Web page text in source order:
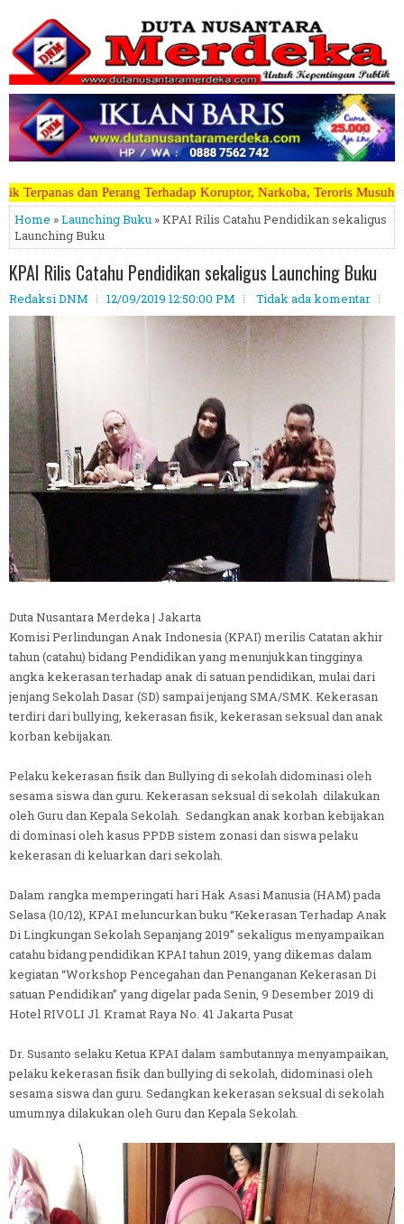
Koruptor, Narkoba, Teroris Musuh Rakyat ~~~~~>>>>> Kami
Home »Launching Buku » KPAI Rilis Catahu Pendidikan sekaligus
Launching Buku
KPAI Rilis Catahu Pendidikan sekaligus Launching Buku
Redaksi DNM 12/09/2019 12:50:00 PM Tidak ada komentar
Duta Nusantara Merdeka | Jakarta
Komisi Perlindungan Anak Indonesia (KPAI) merilis Catatan akhir
tahun (catahu) bidang Pendidikan yang menunjukkan tingginya
angka kekerasan terhadap anak di satuan pendidikan, mulai dari
jenjang Sekolah Dasar (SD) sampai jenjang SMA/SMK. Kekerasan
terdiri dari bullying, kekerasan fisik, kekerasan seksual dan anak
korban kebijakan.
Pelaku kekerasan fisik dan Bullying di sekolah didominasi oleh
sesama siswa dan guru. Kekerasan seksual di sekolah dilakukan
oleh Guru dan Kepala Sekolah. Sedangkan anak korban kebijakan
di dominasi oleh kasus PPDB sistem zonasi dan siswa pelaku
kekerasan di keluarkan dari sekolah.
Dalam rangka memperingati hari Hak Asasi Manusia (HAM) pada
Selasa (10/12), KPAI meluncurkan buku “Kekerasan Terhadap Anak
Di Lingkungan Sekolah Sepanjang 2019” sekaligus menyampaikan
catahu bidang pendidikan KPAI tahun 2019, yang dikemas dalam
kegiatan “Workshop Pencegahan dan Penanganan Kekerasan Di
satuan Pendidikan” yang digelar pada Senin, 9 Desember 2019 di
Hotel RIVOLI Jl. Kramat Raya No. 41 Jakarta Pusat
Dr. Susanto selaku Ketua KPAI dalam sambutannya menyampaikan,
pelaku kekerasan fisik dan bullying di sekolah, didominasi oleh
sesama siswa dan guru. Sedangkan kekerasan seksual di sekolah
umumnya dilakukan oleh Guru dan Kepala Sekolah.